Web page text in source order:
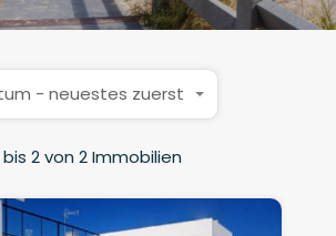
bis 2von 2Immobilien
- neuestes zuerst